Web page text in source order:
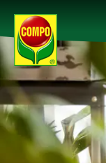
Producten
Advies